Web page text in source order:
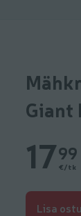
Giant
1799
€/tk
Lisa